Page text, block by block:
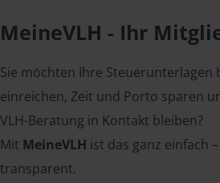
MeineVLH - Ihr
Sie möchten Ihre Steuerunterlagen
einreichen, Zeit und Porto sparen
VLH-Beratung in Kontakt bleiben?
Mit MeineVLH ist das ganz einfach
transparent.